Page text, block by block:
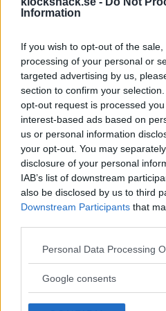
Information
If you wish to opt-out of the
processing of your personal or
targeted advertising by us,
section to confirm your
opt-out request is processed
interest-based ads based on
us or personal information
your opt-out. You may
disclosure of your personal
IAB’s list of downstream
also be disclosed by us to third
Downstream Participants that
Please note that this website/
not limited to your visit or usage
use your data for below
Personal Data Processing
Google consents
mottagaren började sin anställning
eriksson850 ,Aurumand
Strindberg
Pandion 2-Faktor
26 Januari 2017
Kan det inte vara mottagarens
åldersmässigt verkar det väl rimligt?
Sen tror jag ordet är "Dixon".
Silver 2-Faktor
26 Januari 2017